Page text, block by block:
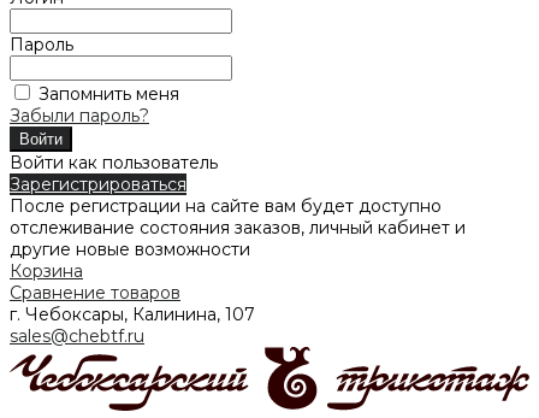
Пароль
Запомнить меня
Забыли пароль?
Войти как пользователь
Зарегистрироваться
После регистрации на сайте вам будет доступно
отслеживание состояния заказов, личный кабинет и
другие новые возможности
Корзина
Сравнение товаров
г. Чебоксары, Калинина, 107
sales@chebtf.ru